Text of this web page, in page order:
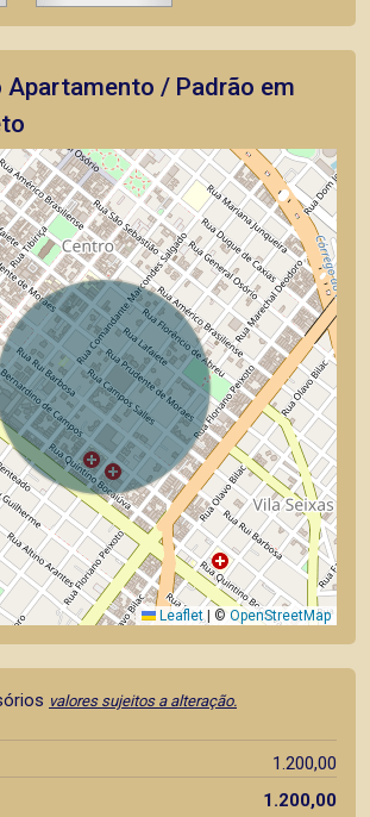
Apartamento / Padrão em
Leaflet ©OpenStreetMap
valores sujeitos a alteração.
1.200,00
1.200,00